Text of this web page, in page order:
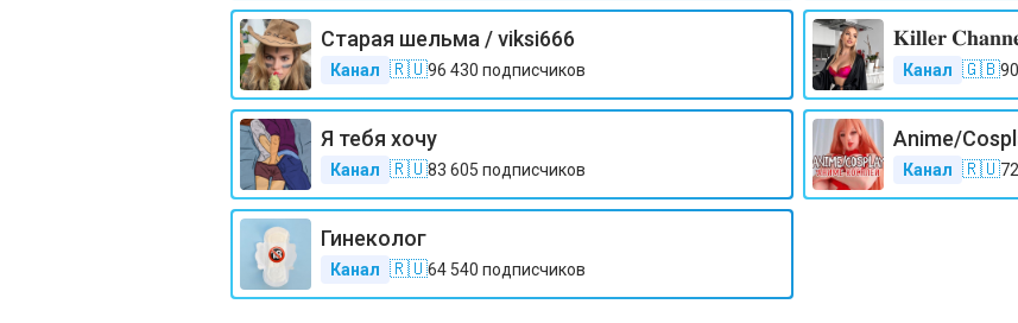
Старая шельма / viksi666
Канал 🇷🇺96 430 подписчиков
𝐊𝐢𝐥𝐥𝐞𝐫
Канал 🇬🇧
Я тебя хочу
Канал 🇷🇺83 605 подписчиков
Anime/
Канал 🇷🇺
Гинеколог
Канал 🇷🇺64 540 подписчиков